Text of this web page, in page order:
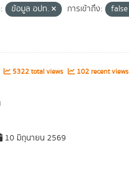
ข้อมูล อปท. การเข้าถึง:
false
5322 total views 102 recent views
10 มิถุนายน 2569